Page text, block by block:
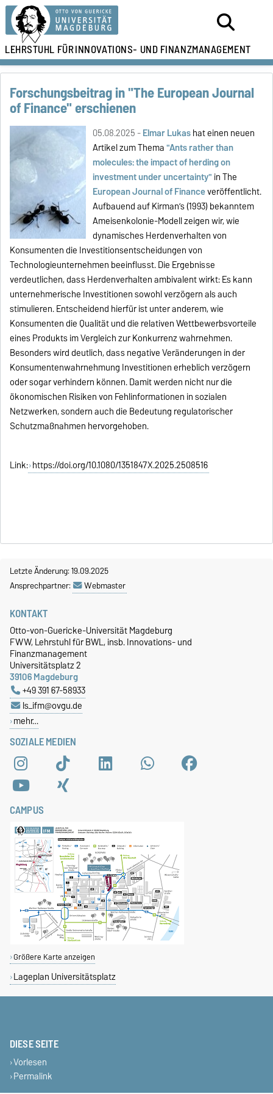
LEHRSTUHL FÜRINNOVATIONS- UND FINANZMANAGEMENT
Forschungsbeitrag in "The European Journal
of Finance" erschienen
05.08.2025 -Elmar Lukashat einen neuen
Artikel zum Thema"Ants rather than
molecules: the impact of herding on
investment under uncertainty" in The
European Journal of Financeveröffentlicht.
Aufbauend auf Kirman’s (1993) bekanntem
Ameisenkolonie-Modell zeigen wir, wie
dynamisches Herdenverhalten von
Konsumenten die Investitionsentscheidungen von
Technologieunternehmen beeinflusst. Die Ergebnisse
verdeutlichen, dass Herdenverhalten ambivalent wirkt: Es kann
unternehmerische Investitionen sowohl verzögern als auch
stimulieren. Entscheidend hierfür ist unter anderem, wie
Konsumenten die Qualität und die relativen Wettbewerbsvorteile
eines Produkts im Vergleich zur Konkurrenz wahrnehmen.
Besonders wird deutlich, dass negative Veränderungen in der
Konsumentenwahrnehmung Investitionen erheblich verzögern
oder sogar verhindern können. Damit werden nicht nur die
ökonomischen Risiken von Fehlinformationen in sozialen
Netzwerken, sondern auch die Bedeutung regulatorischer
Schutzmaßnahmen hervorgehoben.
Link: https://doi.org/10.1080/1351847X.2025.2508516
Letzte Änderung: 19.09.2025
Ansprechpartner:
Webmaster
SOZIALE MEDIEN
KONTAKT
Otto-von-Guericke-Universität Magdeburg
FWW, Lehrstuhl für BWL, insb. Innovations- und
Finanzmanagement
Universitätsplatz 2
39106 Magdeburg
+49 391 67-58933
ls_ifm@ovgu.de
mehr…
CAMPUS
Größere Karte anzeigen
Lageplan Universitätsplatz
DIESE SEITE
Vorlesen
Permalink